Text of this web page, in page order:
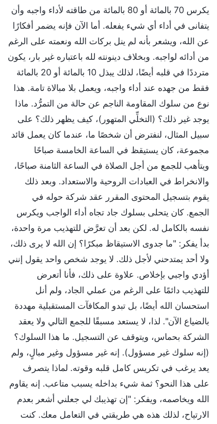
يكرس 70 بالمائة أو 80 بالمائة من طاقته لأداء واجبه وأن
يتفانى في أداء أي شيء يفعله. أما الآن فإنه يضمر أفكارًا
عن الله، ويشعر بأنه لم ينل بركات الله ونعمته على الرغم
من أدائه لواجبه. وبخلاف دينونته لله باعتباره غير بار، يكون
مترددًا في قلبه أيضًا، لذلك يبذل 10 بالمائة أو 20 بالمائة
فقط من جهده عند أداء واجبه، ويعمل بلا مبالاة تامة. هذا
نوع من سلوك المقاومة الناجم عن حالة من التمرُّد. ماذا
يوجد غير ذلك؟ (التخلِّي المتهور)، كيف يظهر ذلك؟ على
سبيل المثال، لنفترض أن شخصًا ما، عندما كان يعمل قائد
مجموعة، كان يستيقظ في الساعة الخامسة صباحًا
ويتأهب للجمع من أجل الصلاة في الساعة الثامنة صباحًا،
والانخراط في العبادات الروحية والاستعداد. وبعد ذلك
يقوم بتسجيل المحتوى المقرر عقد شركة حوله في
الجمع. كان يتحلى بسلوك جاد تجاه أداء الواجب ويكرس
نفسه بالكامل له. لكن بعد أن تعرَّض للتهذيب مرة واحدة،
بدأ يفكر: "ما جدوى الاستيقاظ مبكرًا؟ إن الله لا يرى ذلك،
ولا أحد يمتدحني لأجل ذلك. لا يوجد شخص واحد يقول إنني
أؤدي واجبي بإخلاص. علاوة على ذلك، فأنا أتعرض
للتهذيب دائمًا على الرغم من عملي الجاد، ولم أنل
استحسان الله أيضًا، بل تبدو المكافآت المستقبلية مهددة
بالضياع الآن". لذا، لا يستعد مسبقًا للجمع التالي ولا يعقد
الشركة بحماس، ويتوقف عن التسجيل. ما هذا السلوك؟
(إنه سلوك غير مسؤول). إنه غير مسؤول وغير مبالٍ، ولم
يعد يرغب في تكريس كامل قلبه وقوته. لماذا يتصرف
على هذا النحو؟ ثمة شيء بداخله يسبب متاعب. إنه يقاوم
الله ويخاصمه، ويفكر: "إن تهذيبك لي جعلني أشعر بعدم
الارتياح، لذلك هذه هي طريقتي في التعامل معك. كنت